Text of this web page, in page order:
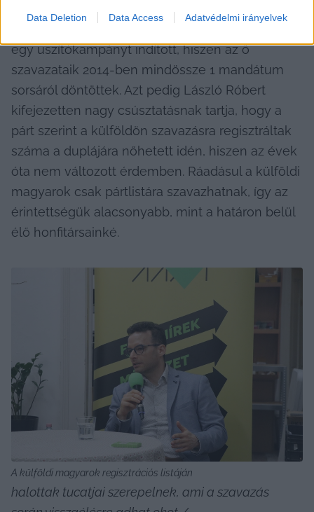
Data Deletion Data Access Adatvédelmi irányelvek
Capital szakértője szerint egyáltalán nem
egy uszítókampányt indított, hiszen az ő
szavazataik 2014-ben mindössze 1 mandátum
sorsáról döntöttek. Azt pedig László Róbert
kifejezetten nagy csúsztatásnak tartja, hogy a
párt szerint a külföldön szavazásra regisztráltak
száma a duplájára nőhetett idén, hiszen az évek
óta nem változott érdemben. Ráadásul a külföldi
magyarok csak pártlistára szavazhatnak, így az
érintettségük alacsonyabb, mint a határon belül
élő honfitársainké.
A külföldi magyarok regisztrációs listáján
halottak tucatjai szerepelnek, ami a szavazás